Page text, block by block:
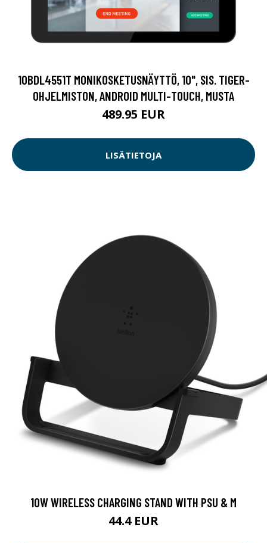
10BDL4551T MONIKOSKETUSNÄYTTÖ, 10", SIS. TIGER-
OHJELMISTON, ANDROID MULTI-TOUCH, MUSTA
489.95 EUR
LISÄTIETOJA
10W WIRELESS CHARGING STAND WITH PSU & M
44.4 EUR